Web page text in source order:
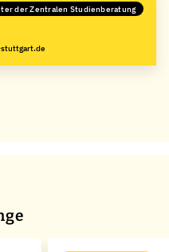
der Zentralen Studienberatung
stuttgart.de